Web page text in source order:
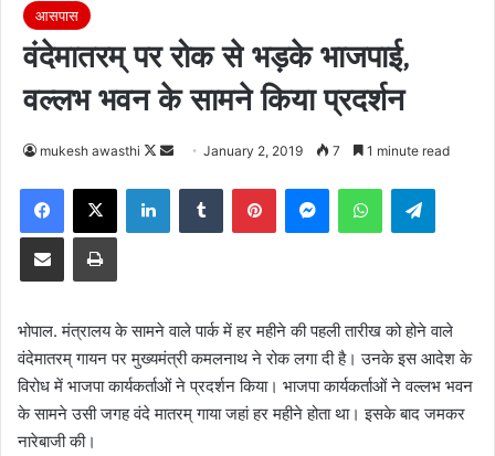
आसपास
वंदेमातरम् पर रोक से भड़के भाजपाई,
वल्लभ भवन के सामने किया प्रदर्शन
mukesh awasthi
Follow
Send
email
January 2, 2019 7 1 minute read
Facebook
X LinkedInTumblr PinterestMessengerWhatsApp
Share via Email Print
भोपाल. मंत्रालय के सामने वाले पार्क में हर महीने की पहली तारीख को होने वाले
वंदेमातरम् गायन पर मुख्यमंत्री कमलनाथ ने रोक लगा दी है। उनके इस आदेश के
विरोध में भाजपा कार्यकर्ताओं ने प्रदर्शन किया। भाजपा कार्यकर्ताओं ने वल्लभ भवन
के सामने उसी जगह वंदे मातरम् गाया जहां हर महीने होता था। इसके बाद जमकर
नारेबाजी की।